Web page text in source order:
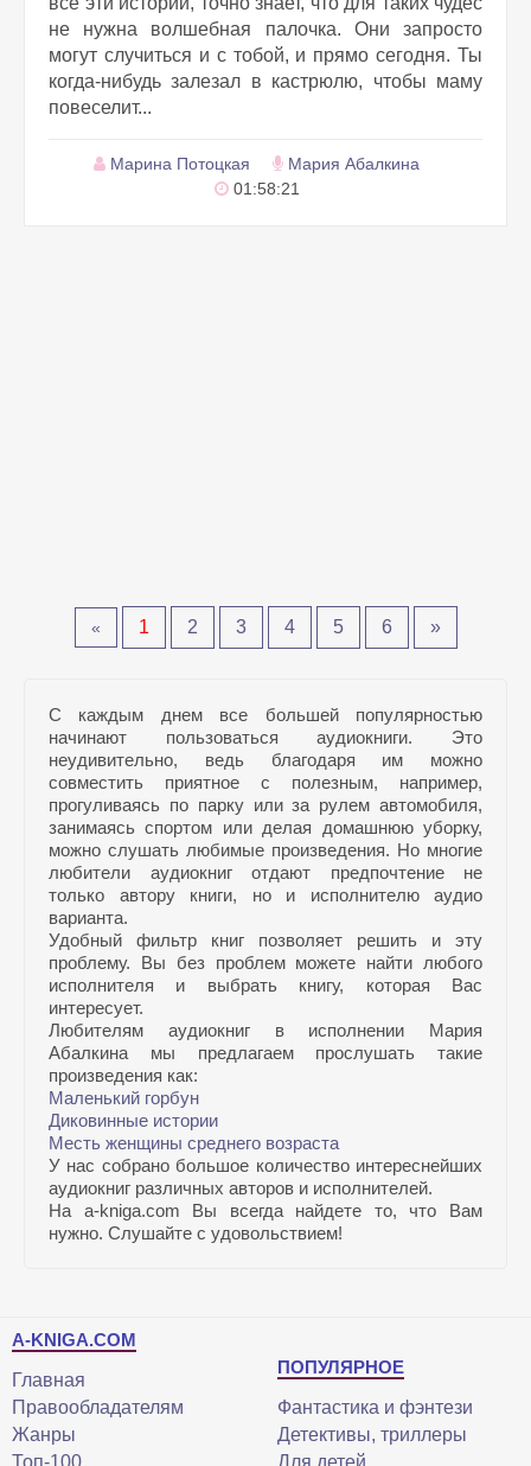
не нужна волшебная палочка. Они запросто
могут случиться и с тобой, и прямо сегодня. Ты
когда-нибудь залезал в кастрюлю, чтобы маму
повеселит...
Марина Потоцкая
Мария Абалкина
01:58:21
« 1 2 3 4 5 6 »
С каждым днем все большей популярностью
начинают пользоваться аудиокниги. Это
неудивительно, ведь благодаря им можно
совместить приятное с полезным, например,
прогуливаясь по парку или за рулем автомобиля,
занимаясь спортом или делая домашнюю уборку,
можно слушать любимые произведения. Но многие
любители аудиокниг отдают предпочтение не
только автору книги, но и исполнителю аудио
варианта.
Удобный фильтр книг позволяет решить и эту
проблему. Вы без проблем можете найти любого
исполнителя и выбрать книгу, которая Вас
интересует.
Любителям аудиокниг в исполнении Мария
Абалкина мы предлагаем прослушать такие
произведения как:
Маленький горбун
Диковинные истории
Месть женщины среднего возраста
У нас собрано большое количество интереснейших
аудиокниг различных авторов и исполнителей.
На a-kniga.com Вы всегда найдете то, что Вам
нужно. Слушайте с удовольствием!
A-KNIGA.COM
Главная
Правообладателям
Жанры
Топ-100
ПОПУЛЯРНОЕ
Фантастика и фэнтези
Детективы, триллеры
Для детей